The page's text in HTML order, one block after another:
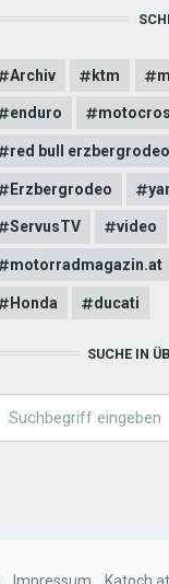
Archiv ktm
enduro
red bull erzbergrodeo
Erzbergrodeo
ServusTV video
motorradmagazin.at
Honda ducati
SUCHE IN